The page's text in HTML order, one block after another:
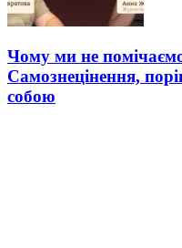
Чому ми не
Самознецінення,
собою